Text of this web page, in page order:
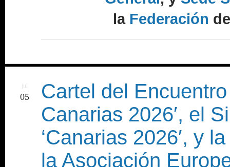
laFederación
jul
05
Cartel del
Canarias 2026′, el
‘Canarias 2026′, y
la Asociación